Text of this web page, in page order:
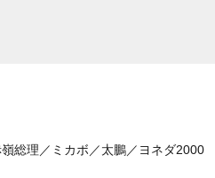
総理／ミカボ／太鵬／ヨネダ2000